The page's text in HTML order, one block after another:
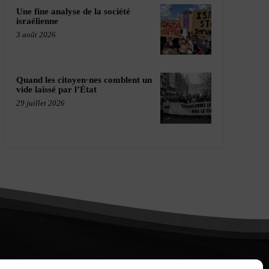
Une fine analyse de la société
israélienne
3 août 2026
Quand les citoyen·nes comblent un
vide laissé par l’État
29 juillet 2026